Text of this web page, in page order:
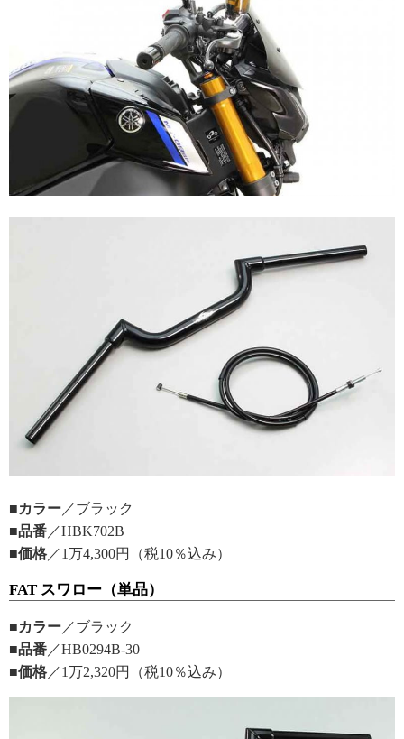
■カラー ／ブラック
■品番 ／HBK702B
■価格 ／1万4,300円（税10％込み）
FAT スワロー（単品）
■カラー ／ブラック
■品番 ／HB0294B-30
■価格 ／1万2,320円（税10％込み）